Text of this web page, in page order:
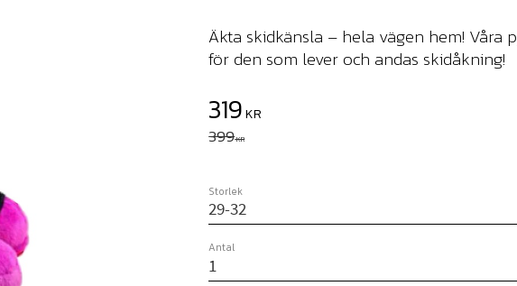
Äkta skidkänsla – hela vägen hem! Våra
för den som lever och andas skidåkning!
Nedsatt pris:
319KR
Ordinarie pris:
399KR
Storlek
Antal